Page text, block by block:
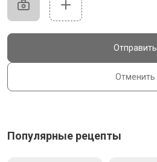
Отменить
Отправить
Популярные рецепты